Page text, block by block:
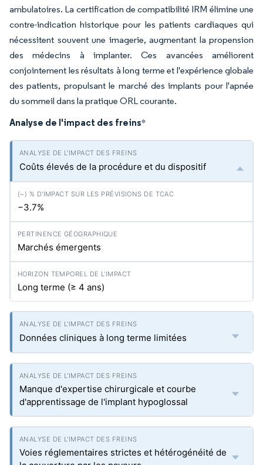
ambulatoires. La certification de compatibilité IRM élimine une
contre-indication historique pour les patients cardiaques qui
nécessitent souvent une imagerie, augmentant la propension
des médecins à implanter. Ces avancées améliorent
conjointement les résultats à long terme et l'expérience globale
des patients, propulsant le marché des implants pour l'apnée
du sommeil dans la pratique ORL courante.
Analyse de l'impact des freins*
Coûts élevés de la procédure et du dispositif
−3.7%
Marchés émergents
Long terme (≥ 4 ans)
Données cliniques à long terme limitées
Manque d'expertise chirurgicale et courbe
d'apprentissage de l'implant hypoglossal
Voies réglementaires strictes et hétérogénéité de